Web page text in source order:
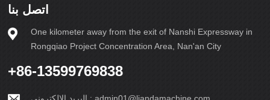
اتصل بنا
One kilometer away from the exit of Nanshi Expressway in
Rongqiao Project Concentration Area, Nan'an City
+86-13599769838